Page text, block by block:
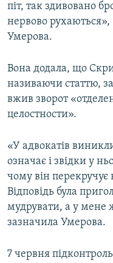
піт, так здивовано
нервово рухаються»,
Умерова.
Вона додала, що
називаючи статтю,
вжив зворот
целостности».
«У адвокатів
означає і звідки у
чому він перекручує
Відповідь була
мудрувати, а у мене
зазначила Умерова.
7 червня